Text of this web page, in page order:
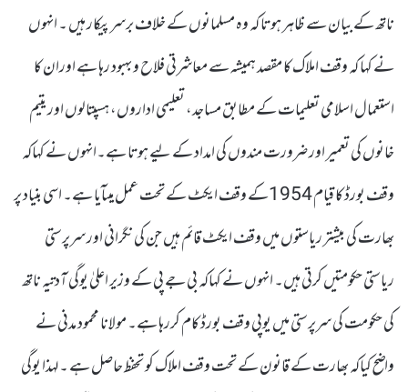
ناتھ کے بیان سے ظاہر ہوتا کہ وہ مسلمانوں کے خلاف برسرپیکار ہیں ۔ انہوں
نے کہا کہ وقف املاک کا مقصد ہمیشہ سے معاشرتی فلاح و بہبود رہا ہے اوران کا
استعمال اسلامی تعلیمات کے مطابق مساجد، تعلیمی اداروں، ہسپتالوں اور یتیم
خانوں کی تعمیر اور ضرورت مندوں کی امداد کے لیے ہوتا ہے۔انہوں نے کہاکہ
وقف بورڈ کا قیام 1954کے وقف ایکٹ کے تحت عمل میںآیا ہے۔ اسی بنیاد پر
بھارت کی بیشتر ریاستوں میں وقف ایکٹ قائم ہیں جن کی نگرانی اور سرپرستی
ریاستی حکومتیں کرتی ہیں۔ انہوں نے کہاکہ بی جے پی کے وزیر اعلیٰ یوگی آدتیہ ناتھ
کی حکومت کی سرپرستی میں یوپی وقف بورڈ کام کررہا ہے۔ مولانا محمود مدنی نے
واضح کیاکہ بھارت کے قانون کے تحت وقف املاک کو تحفظ حاصل ہے ۔ لہذا یوگی